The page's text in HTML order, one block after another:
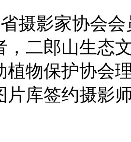
摄影家协会
，二郎山生态
植物保护协会
片库签约摄影